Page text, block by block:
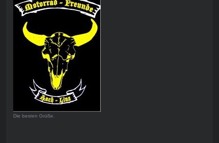
Die besten Grüße.